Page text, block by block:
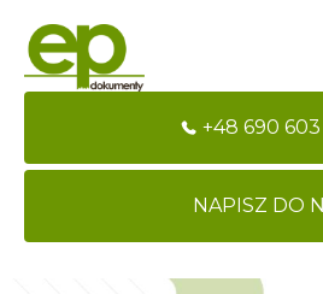
+48 690
NAPISZ DO